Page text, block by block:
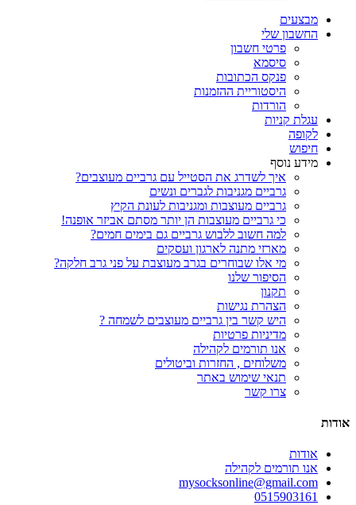
מבצעים
החשבון שלי
פרטי חשבון
סיסמא
פנקס הכתובות
היסטוריית ההזמנות
הורדות
עגלת קניות
לקופה
חיפוש
מידע נוסף
איך לשדרג את הסטייל עם גרביים מעוצבים?
גרביים מגניבות לגברים ונשים
גרביים מעוצבות ומגניבות לעונת הקיץ
כי גרביים מעוצבות הן יותר מסתם אביזר אופנה!
למה חשוב ללבוש גרביים גם בימים חמים?
מארזי מתנה לארגון ועסקים
מי אלו שבוחרים בגרב מעוצבת על פני גרב חלקה?
הסיפור שלנו
תקנון
הצהרת נגישות
היש קשר בין גרביים מעוצבים לשמחה ?
מדיניות פרטיות
אנו תורמים לקהילה
משלוחים , החזרות וביטולים
תנאי שימוש באתר
צרו קשר
אודות
אודות
אנו תורמים לקהילה
mysocksonline@gmail.com
0515903161